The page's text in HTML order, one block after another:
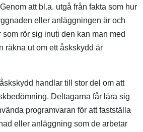
att bl.a. utgå från fakta som hur
eller anläggningen är och
rör sig inuti den kan man med
räkna ut om ett åskskydd är
handlar till stor del om att
Deltagarna får lära sig
programvaran för att fastställa
eller anläggning som de arbetar